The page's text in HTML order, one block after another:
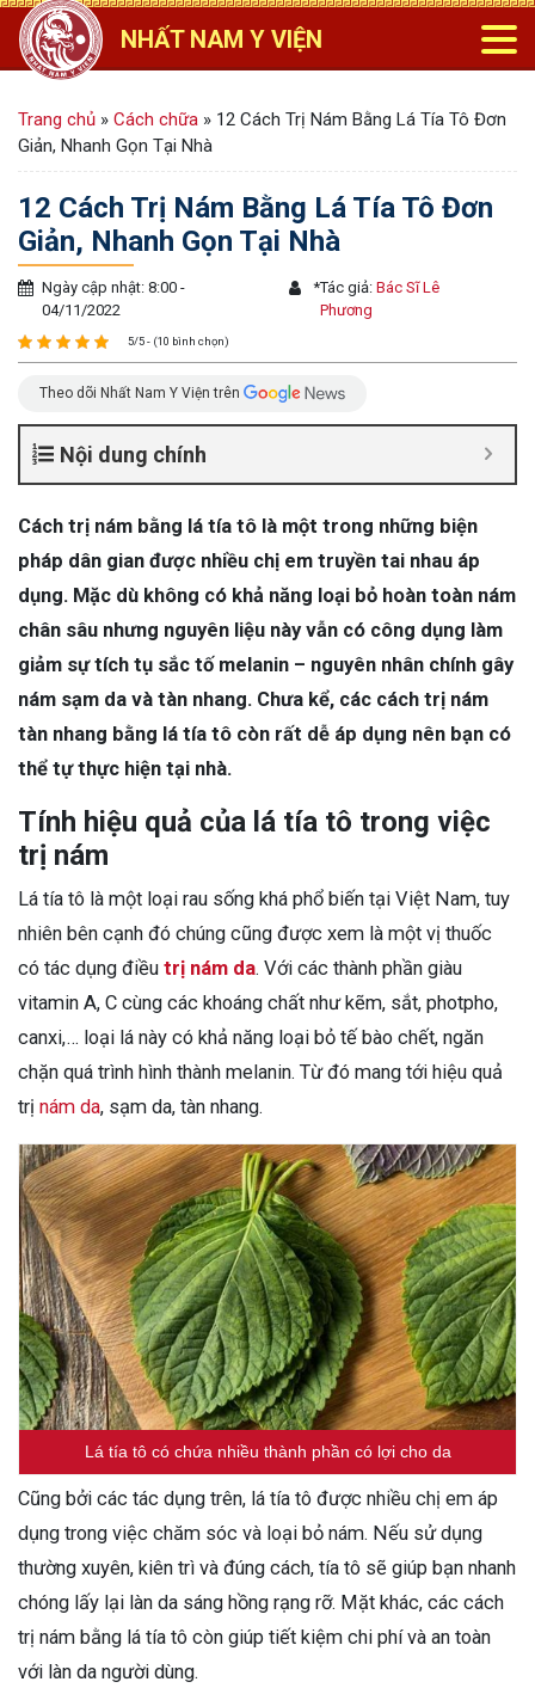
NHẤT NAM Y VIỆN
Trang chủ » Cách chữa » 12 Cách Trị Nám Bằng Lá Tía Tô Đơn
Giản, Nhanh Gọn Tại Nhà
12 Cách Trị Nám Bằng Lá Tía Tô Đơn
Giản, Nhanh Gọn Tại Nhà
Ngày cập nhật: 8:00 -
04/11/2022
*Tác giả:Bác Sĩ Lê
Phương
5/5 - (10 bình chọn)
Theo dõi Nhất Nam Y Viện trên
Nội dung chính
Cách trị nám bằng lá tía tô là một trong những biện
pháp dân gian được nhiều chị em truyền tai nhau áp
dụng. Mặc dù không có khả năng loại bỏ hoàn toàn nám
chân sâu nhưng nguyên liệu này vẫn có công dụng làm
giảm sự tích tụ sắc tố melanin – nguyên nhân chính gây
nám sạm da và tàn nhang. Chưa kể, các cách trị nám
tàn nhang bằng lá tía tô còn rất dễ áp dụng nên bạn có
thể tự thực hiện tại nhà.
Tính hiệu quả của lá tía tô trong việc
trị nám
Lá tía tô là một loại rau sống khá phổ biến tại Việt Nam, tuy
nhiên bên cạnh đó chúng cũng được xem là một vị thuốc
có tác dụng điều trị nám da. Với các thành phần giàu
vitamin A, C cùng các khoáng chất như kẽm, sắt, photpho,
canxi,… loại lá này có khả năng loại bỏ tế bào chết, ngăn
chặn quá trình hình thành melanin. Từ đó mang tới hiệu quả
trị nám da, sạm da, tàn nhang.
Lá tía tô có chứa nhiều thành phần có lợi cho da
Cũng bởi các tác dụng trên, lá tía tô được nhiều chị em áp
dụng trong việc chăm sóc và loại bỏ nám. Nếu sử dụng
thường xuyên, kiên trì và đúng cách, tía tô sẽ giúp bạn nhanh
chóng lấy lại làn da sáng hồng rạng rỡ. Mặt khác, các cách
trị nám bằng lá tía tô còn giúp tiết kiệm chi phí và an toàn
với làn da người dùng.